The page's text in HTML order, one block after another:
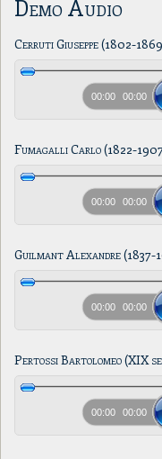
Demo Audio
Cerruti Giuseppe (1802-
00:00 00:00
Fumagalli Carlo (1822-
00:00 00:00
Guilmant Alexandre (1837-
00:00 00:00
Pertossi Bartolomeo (XIX
00:00 00:00